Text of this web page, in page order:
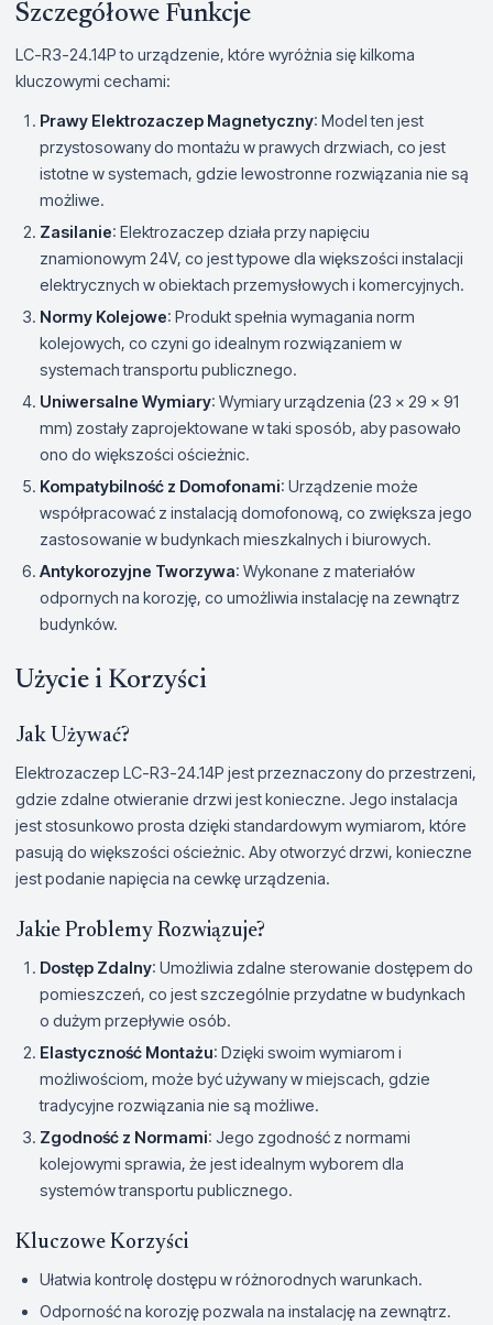
Szczegółowe Funkcje
LC-R3-24.14P to urządzenie, które wyróżnia się kilkoma
kluczowymi cechami:
Prawy Elektrozaczep Magnetyczny: Model ten jest
przystosowany do montażu w prawych drzwiach, co jest
istotne w systemach, gdzie lewostronne rozwiązania nie są
możliwe.
Zasilanie: Elektrozaczep działa przy napięciu
znamionowym 24V, co jest typowe dla większości instalacji
elektrycznych w obiektach przemysłowych i komercyjnych.
Normy Kolejowe: Produkt spełnia wymagania norm
kolejowych, co czyni go idealnym rozwiązaniem w
systemach transportu publicznego.
Uniwersalne Wymiary: Wymiary urządzenia (23 x 29 x 91
mm) zostały zaprojektowane w taki sposób, aby pasowało
ono do większości ościeżnic.
Kompatybilność z Domofonami: Urządzenie może
współpracować z instalacją domofonową, co zwiększa jego
zastosowanie w budynkach mieszkalnych i biurowych.
Antykorozyjne Tworzywa: Wykonane z materiałów
odpornych na korozję, co umożliwia instalację na zewnątrz
budynków.
Użycie i Korzyści
Jak Używać?
Elektrozaczep LC-R3-24.14P jest przeznaczony do przestrzeni,
gdzie zdalne otwieranie drzwi jest konieczne. Jego instalacja
jest stosunkowo prosta dzięki standardowym wymiarom, które
pasują do większości ościeżnic. Aby otworzyć drzwi, konieczne
jest podanie napięcia na cewkę urządzenia.
Jakie Problemy Rozwiązuje?
Dostęp Zdalny: Umożliwia zdalne sterowanie dostępem do
pomieszczeń, co jest szczególnie przydatne w budynkach
o dużym przepływie osób.
Elastyczność Montażu: Dzięki swoim wymiarom i
możliwościom, może być używany w miejscach, gdzie
tradycyjne rozwiązania nie są możliwe.
Zgodność z Normami: Jego zgodność z normami
kolejowymi sprawia, że jest idealnym wyborem dla
systemów transportu publicznego.
Kluczowe Korzyści
Ułatwia kontrolę dostępu w różnorodnych warunkach.
Odporność na korozję pozwala na instalację na zewnątrz.